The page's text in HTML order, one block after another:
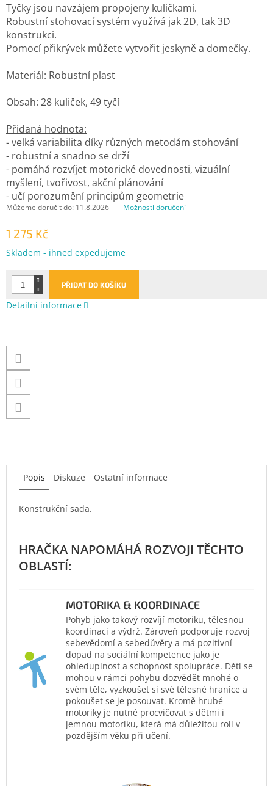
1 275 Kč
Měrná
Skladem - ihned expedujeme
Můžeme doručit do: 11.8.2026 Možnosti doručení
PŘIDAT DO KOŠÍKU
Tyčky jsou navzájem propojeny kuličkami.
Robustní stohovací systém využívá jak 2D, tak 3D
konstrukci.
Pomocí přikrývek můžete vytvořit jeskyně a domečky.
Materiál: Robustní plast
Obsah: 28 kuliček, 49 tyčí
Přidaná hodnota:
- velká variabilita díky různých metodám stohování
- robustní a snadno se drží
- pomáhá rozvíjet motorické dovednosti, vizuální
myšlení, tvořivost, akční plánování
- učí porozumění principům geometrie
Detailní informace
Popis Diskuze Ostatní informace
Konstrukční sada.
MOTORIKA & KOORDINACE
Pohyb jako takový rozvíjí motoriku, tělesnou
koordinaci a výdrž. Zároveň podporuje rozvoj
sebevědomí a sebedůvěry a má pozitivní
dopad na sociální kompetence jako je
ohleduplnost a schopnost spolupráce. Děti se
mohou v rámci pohybu dozvědět mnohé o
svém těle, vyzkoušet si své tělesné hranice a
pokoušet se je posouvat. Kromě hrubé
motoriky je nutné procvičovat s dětmi i
jemnou motoriku, která má důležitou roli v
pozdějším věku při učení.